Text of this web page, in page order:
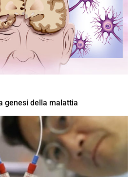
genesi della malattia